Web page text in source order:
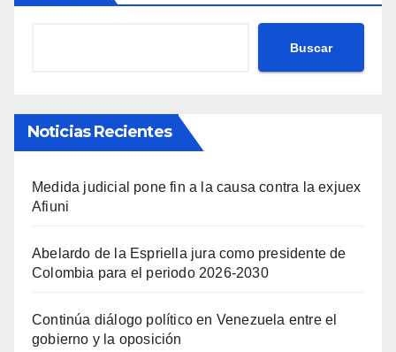
Buscar
Noticias Recientes
Medida judicial pone fin a la causa contra la exjuex
Afiuni
Abelardo de la Espriella jura como presidente de
Colombia para el periodo 2026-2030
Continúa diálogo político en Venezuela entre el
gobierno y la oposición